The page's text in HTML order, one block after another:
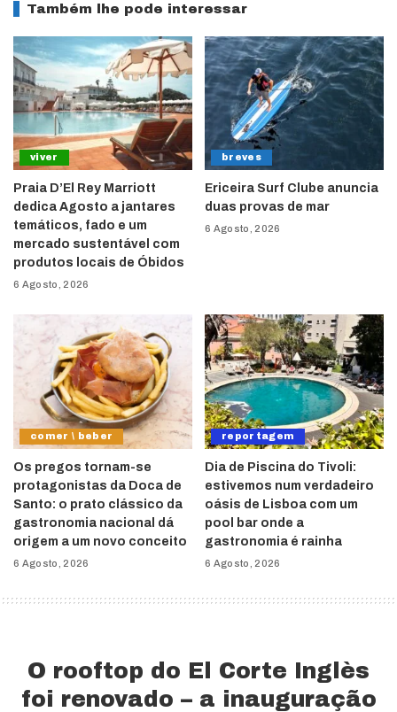
Também lhe pode interessar
viver
Praia D’El Rey Marriott
dedica Agosto a jantares
temáticos, fado e um
mercado sustentável com
produtos locais de Óbidos
6 Agosto, 2026
breves
Ericeira Surf Clube anuncia
duas provas de mar
6 Agosto, 2026
comer \ beber
Os pregos tornam-se
protagonistas da Doca de
Santo: o prato clássico da
gastronomia nacional dá
origem a um novo conceito
6 Agosto, 2026
reportagem
Dia de Piscina do Tivoli:
estivemos num verdadeiro
oásis de Lisboa com um
pool bar onde a
gastronomia é rainha
6 Agosto, 2026
O rooftop do El Corte Inglès
foi renovado – a inauguração